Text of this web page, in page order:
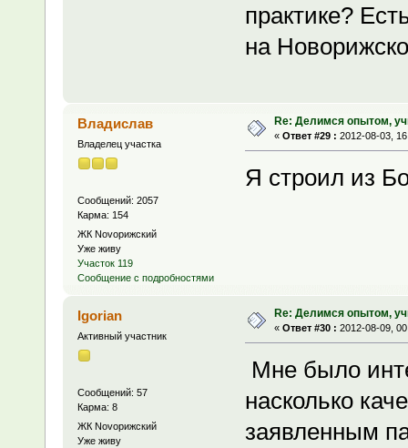
практике?
на
Владислав
Владелец участка
Сообщений: 2057
Карма: 154
ЖК Novoрижский
Уже живу
Участок 119
Сообщение с подробностями
Re: Делимся опытом,
« Ответ #29 : 2012-08-03,
Я строил из
Igorian
Активный участник
Сообщений: 57
Карма: 8
ЖК Novoрижский
Уже живу
Re: Делимся опытом,
« Ответ #30 : 2012-08-09,
Мне было
насколько
заявленным